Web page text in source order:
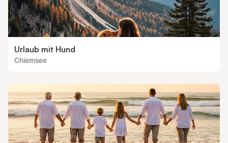
Urlaub mit Hund
Chiemsee